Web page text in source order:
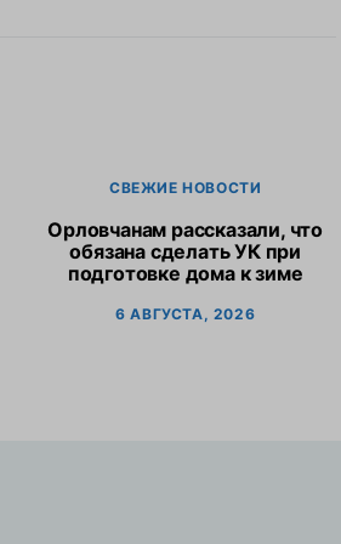
СВЕЖИЕ НОВОСТИ
Орловчанам рассказали, что
обязана сделать УК при
подготовке дома к зиме
6 АВГУСТА, 2026